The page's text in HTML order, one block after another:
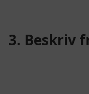
3. Beskriv